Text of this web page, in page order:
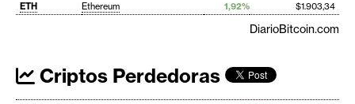
ETH
Ethereum 1,92% $1.903,34
DiarioBitcoin.com
Criptos Perdedoras